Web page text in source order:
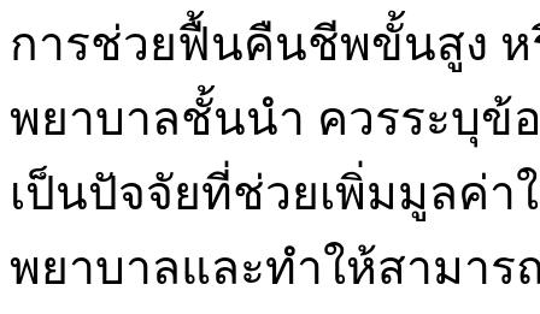
การช่วยฟื้นคืนชีพขั้นสูง ห
พยาบาลชั้นนำ ควรระบุข้
เป็นปัจจัยที่ช่วยเพิ่มมูลค่า
พยาบาลและทำให้สามา